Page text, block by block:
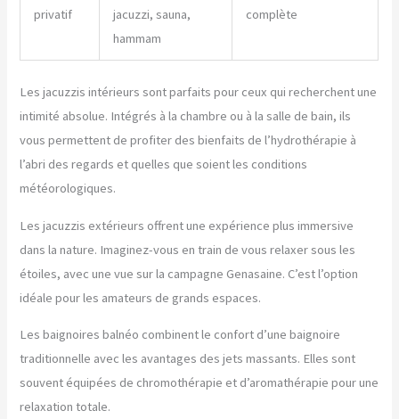
privatif
jacuzzi, sauna,
hammam
complète
Les jacuzzis intérieurs sont parfaits pour ceux qui recherchent une
intimité absolue. Intégrés à la chambre ou à la salle de bain, ils
vous permettent de profiter des bienfaits de l’hydrothérapie à
l’abri des regards et quelles que soient les conditions
météorologiques.
Les jacuzzis extérieurs offrent une expérience plus immersive
dans la nature. Imaginez-vous en train de vous relaxer sous les
étoiles, avec une vue sur la campagne Genasaine. C’est l’option
idéale pour les amateurs de grands espaces.
Les baignoires balnéo combinent le confort d’une baignoire
traditionnelle avec les avantages des jets massants. Elles sont
souvent équipées de chromothérapie et d’aromathérapie pour une
relaxation totale.